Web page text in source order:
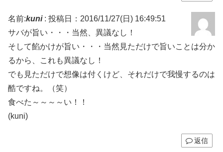
名前:kuni: 投稿日：2016/11/27(日) 16:49:51
サバが旨い・・・当然、異議なし！
そして餡かけが旨い・・・当然見ただけで旨いことは分か
るから、これも異議なし！
でも見ただけで想像は付くけど、それだけで我慢するのは
酷ですね。（笑）
食べた～～～～い！！
(kuni)
返信